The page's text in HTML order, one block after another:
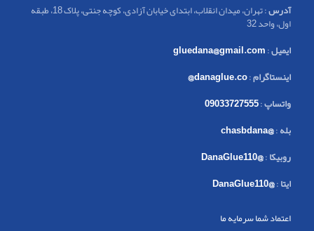
آدرس
: تهران، میدان انقلاب، ابتدای خیابان آزادی، کوچه جنتی، پلاک 18، طبقه
اول، واحد 32
ایمیل:
gluedana@gmail.com
اینستاگرام:
danaglue.co@
واتساپ:
09033727555
بله:
@chasbdana
روبیکا:
@DanaGlue110
ایتا:
@DanaGlue110
اعتماد شما سرمایه ما